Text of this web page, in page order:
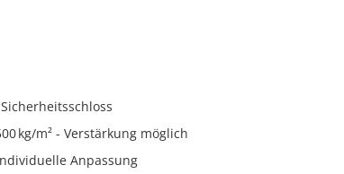
kg/m² - Verstärkung möglich
Anpassung